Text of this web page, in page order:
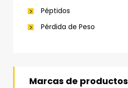
Péptidos
Pérdida de Peso
Marcas de productos